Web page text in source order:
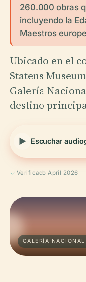
260.000 obras
incluyendo la
Maestros
Ubicado en el
Statens
Galería
destino
Escuchar
Verificado April 2026
GALERÍA